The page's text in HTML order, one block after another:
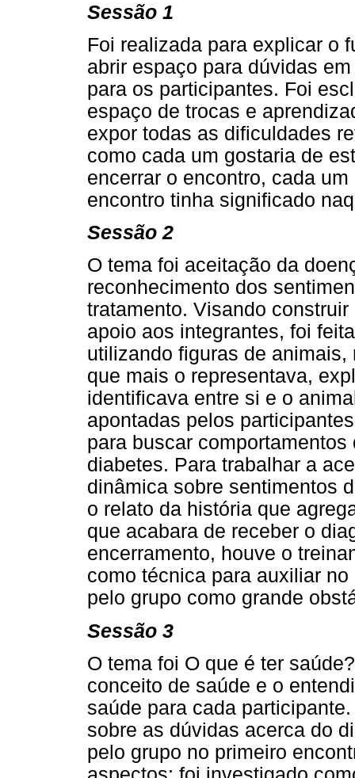
Sessão 1
Foi realizada para explicar o
abrir espaço para dúvidas
para os participantes. Foi
espaço de trocas e
expor todas as dificuldades
como cada um gostaria de
encerrar o encontro, cada
encontro tinha significado
Sessão 2
O tema foi aceitação da
reconhecimento dos
tratamento. Visando
apoio aos integrantes, foi
utilizando figuras de
que mais o representava,
identificava entre si e o
apontadas pelos
para buscar
diabetes. Para trabalhar a
dinâmica sobre sentimentos
o relato da história que
que acabara de receber o
encerramento, houve o
como técnica para auxiliar
pelo grupo como grande
Sessão 3
O tema foi O que é ter
conceito de saúde e o
saúde para cada
sobre as dúvidas acerca do
pelo grupo no primeiro